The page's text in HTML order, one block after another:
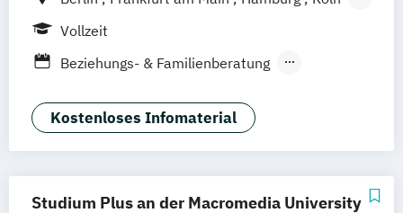
Leipzig
Vollzeit
Beziehungs- & Familienberatung
Kriminalpsychologie Psychologie
Psychologische Beratung
Kostenloses Infomaterial
Studium Plus an der Macromedia University